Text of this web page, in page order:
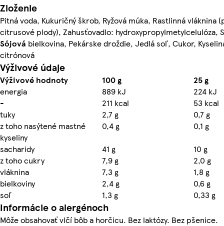
Zloženie
Pitná voda, Kukuričný škrob, Ryžová múka, Rastlinná vláknina
citrusové plody), Zahusťovadlo: hydroxypropylmetylcelulóza,
Sójová bielkovina, Pekárske droždie, Jedlá soľ, Cukor,
citrónová
Výživové údaje
Výživové hodnoty 100 g
25 g
energia
889 kJ
224 kJ
-
211 kcal
53 kcal
tuky
2,7 g
0,7 g
z toho nasýtené mastné
kyseliny
0,4 g
0,1 g
sacharidy
41 g
10 g
z toho cukry
7,9 g
2,0 g
vláknina
7,3 g
1,8 g
bielkoviny
2,4 g
0,6 g
soľ
1,3 g 0,33 g
Informácie o alergénoch
Môže obsahovať vlčí bôb a horčicu. Bez laktózy. Bez pšenice.